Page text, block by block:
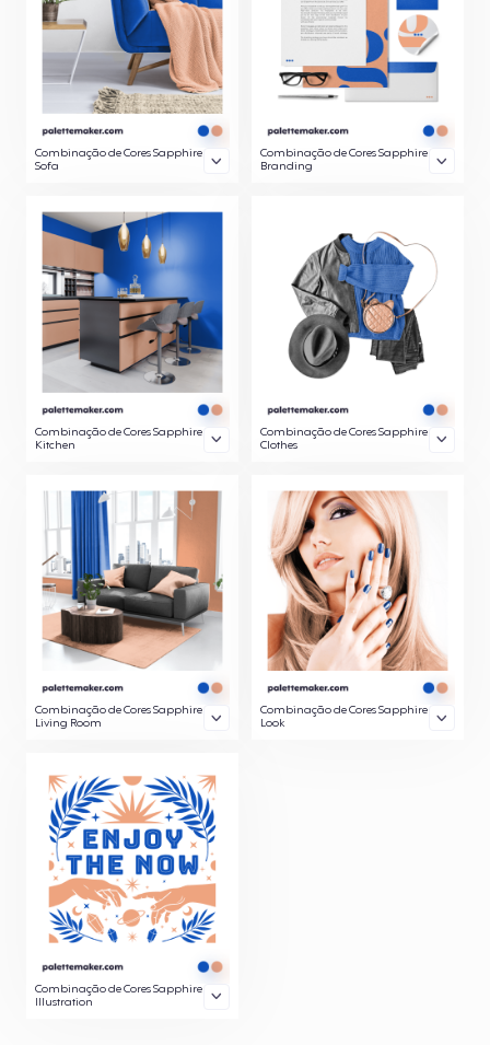
Combinação de Cores Sapphire
Sofa
Combinação de Cores Sapphire
Branding
Combinação de Cores Sapphire
Kitchen
Combinação de Cores Sapphire
Clothes
Combinação de Cores Sapphire
Living Room
Combinação de Cores Sapphire
Look
Combinação de Cores Sapphire
Illustration